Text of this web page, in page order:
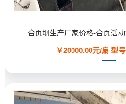
合页坝生产厂家价格-合页活
￥20000.00元/扇 型